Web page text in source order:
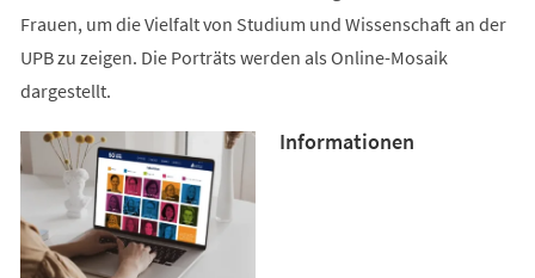
Frauen, um die Vielfalt von Studium und Wissenschaft an der
UPB zu zeigen. Die Porträts werden als Online-Mosaik
dargestellt.
Informationen